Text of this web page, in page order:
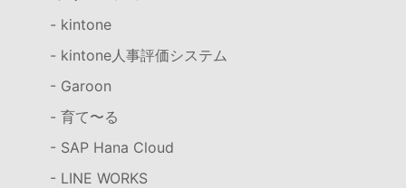
- kintone
- kintone人事評価システム
- Garoon
- 育て〜る
- SAP Hana Cloud
- LINE WORKS